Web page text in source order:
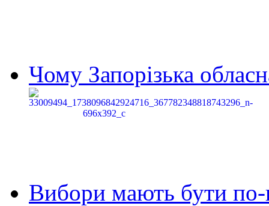
Чому Запорізька
Вибори мають бути по-